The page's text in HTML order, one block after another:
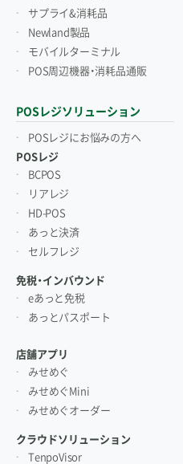
サプライ&消耗品
Newland製品
モバイルターミナル
POS周辺機器・消耗品通販
POSレジソリューション
POSレジにお悩みの方へ
POSレジ
BCPOS
リアレジ
HD-POS
あっと決済
セルフレジ
免税・インバウンド
eあっと免税
あっとパスポート
店舗アプリ
みせめぐ
みせめぐMini
みせめぐオーダー
クラウドソリューション
TenpoVisor